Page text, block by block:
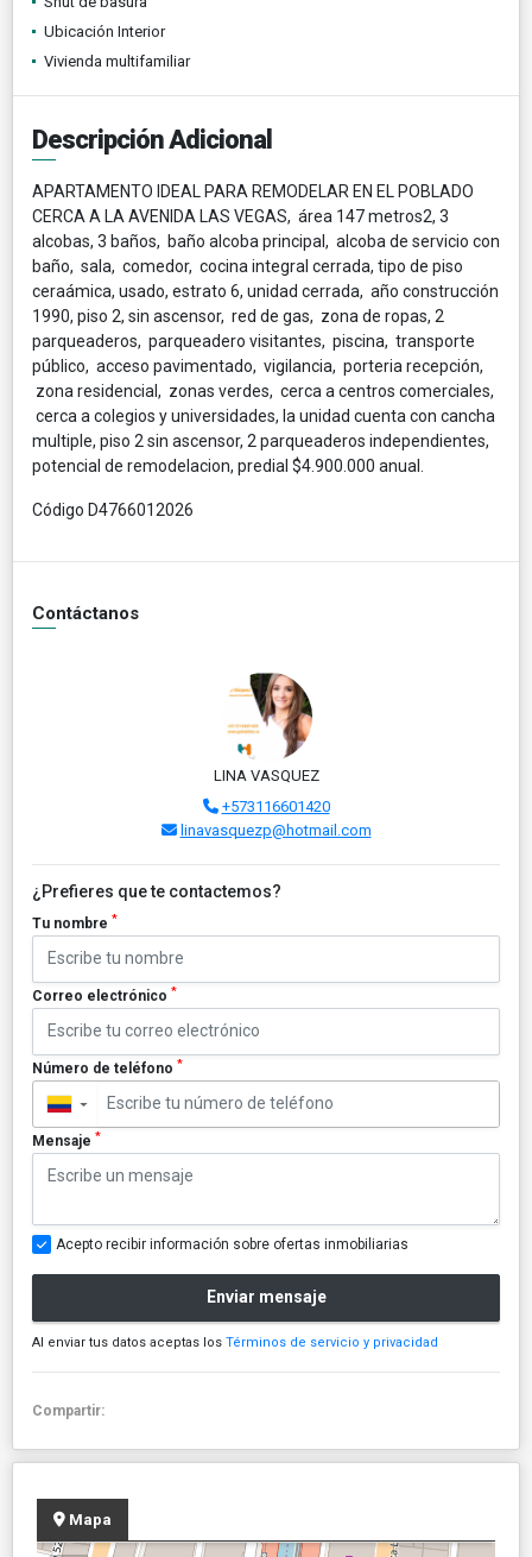
Ubicación Interior
Vivienda multifamiliar
Descripción Adicional
APARTAMENTO IDEAL PARA REMODELAR EN EL POBLADO
CERCA A LA AVENIDA LAS VEGAS, área 147 metros2, 3
alcobas, 3 baños, baño alcoba principal, alcoba de servicio con
baño, sala, comedor, cocina integral cerrada, tipo de piso
ceraámica, usado, estrato 6, unidad cerrada, año construcción
1990, piso 2, sin ascensor, red de gas, zona de ropas, 2
parqueaderos, parqueadero visitantes, piscina, transporte
público, acceso pavimentado, vigilancia, porteria recepción,
zona residencial, zonas verdes, cerca a centros comerciales,
cerca a colegios y universidades, la unidad cuenta con cancha
multiple, piso 2 sin ascensor, 2 parqueaderos independientes,
potencial de remodelacion, predial $4.900.000 anual.
Código D4766012026
Contáctanos
LINA VASQUEZ
+573116601420
linavasquezp@hotmail.com
¿Prefieres que te contactemos?
Tu nombre *
Correo electrónico *
Número de teléfono *
▼
Mensaje *
Acepto recibir información sobre ofertas inmobiliarias
Enviar mensaje
Al enviar tus datos aceptas los Términos de servicio y privacidad
Compartir:
Mapa